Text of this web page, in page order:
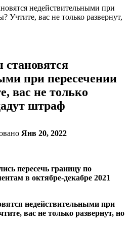
недействительными при
Учтите, вас не только развернут,
становятся
при пересечении
вас не только
штраф
Янв 20, 2022
пересечь границу по
в октябре-декабре 2021